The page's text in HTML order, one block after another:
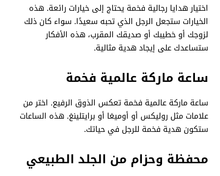
اختيار هدايا رجالية فخمة يحتاج إلى خيارات رائعة. هذه
الخيارات ستجعل الرجل الذي تحبه سعيدًا. سواء كان ذلك
لزوجك أو خطيبك أو صديقك المقرب، هذه الأفكار
ستساعدك على إيجاد هدية مثالية.
ساعة ماركة عالمية فخمة
ساعة ماركة عالمية فخمة تعكس الذوق الرفيع. اختر من
علامات مثل روليكس أو أوميغا أو برايتلينغ. هذه الساعات
ستكون هدية فخمة للرجل في حياتك.
محفظة وحزام من الجلد الطبيعي